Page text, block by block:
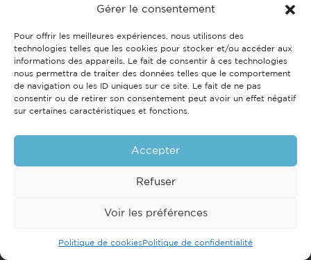
Gérer le consentement
Pour offrir les meilleures expériences, nous utilisons des
technologies telles que les cookies pour stocker et/ou accéder aux
informations des appareils. Le fait de consentir à ces technologies
nous permettra de traiter des données telles que le comportement
de navigation ou les ID uniques sur ce site. Le fait de ne pas
consentir ou de retirer son consentement peut avoir un effet négatif
sur certaines caractéristiques et fonctions.
Accepter
Refuser
Voir les préférences
Politique de cookiesPolitique de confidentialité
Régie Delamare
04.28.35.12.12 39 Avenue Alsace Lorraine